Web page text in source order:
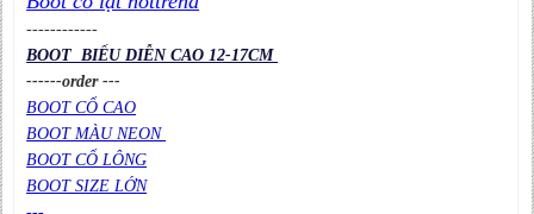
------------
BOOT BIỂU DIỄN CAO 12-17CM
------order ---
BOOT CỔ CAO
BOOT MÀU NEON
BOOT CỔ LÔNG
BOOT SIZE LỚN